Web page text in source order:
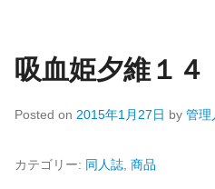
吸血姫夕維１４
Posted on 2015年1月27日 by 管理
カテゴリー: 同人誌 商品